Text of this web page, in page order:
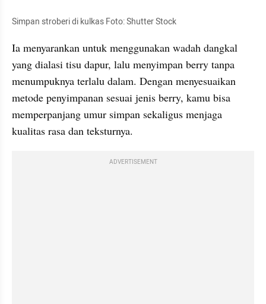
Simpan stroberi di kulkas Foto: Shutter Stock
Ia menyarankan untuk menggunakan wadah dangkal
yang dialasi tisu dapur, lalu menyimpan berry tanpa
menumpuknya terlalu dalam. Dengan menyesuaikan
metode penyimpanan sesuai jenis berry, kamu bisa
memperpanjang umur simpan sekaligus menjaga
kualitas rasa dan teksturnya.
ADVERTISEMENT